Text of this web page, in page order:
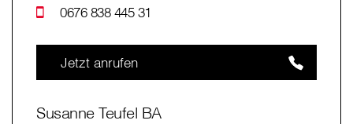
0676 838 445 31
Jetzt anrufen
Susanne Teufel BA